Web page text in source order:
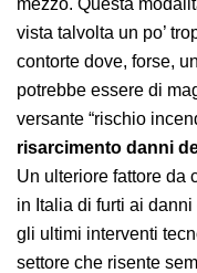
vista talvolta un po’
contorte dove, forse,
potrebbe essere di
versante “rischio
risarcimento danni
Un ulteriore fattore da
in Italia di furti ai
gli ultimi interventi
settore che risente